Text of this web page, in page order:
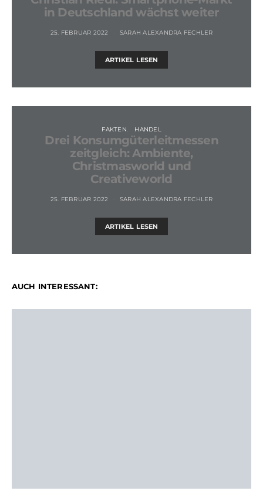
in Deutschland wächst weiter
25. FEBRUAR 2022 SARAH ALEXANDRA FECHLER
ARTIKEL LESEN
FAKTEN HANDEL
Drei Konsumgüterleitmessen
zeitgleich: Ambiente,
Christmasworld und
Creativeworld
25. FEBRUAR 2022 SARAH ALEXANDRA FECHLER
ARTIKEL LESEN
AUCH INTERESSANT: